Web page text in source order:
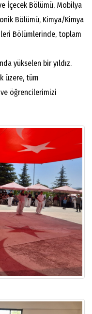
Bölümü, Mobilya
Bölümü, Kimya/Kimya
Bölümlerinde, toplam
yükselen bir yıldız.
üzere, tüm
öğrencilerimizi